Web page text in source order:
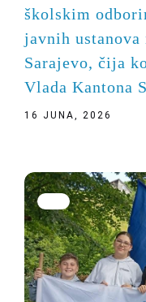
školskim
javnih ustanova
Sarajevo, čija
Vlada Kantona
16 JUNA, 2026